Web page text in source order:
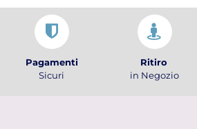
Pagamenti
Sicuri
Ritiro
in Negozio